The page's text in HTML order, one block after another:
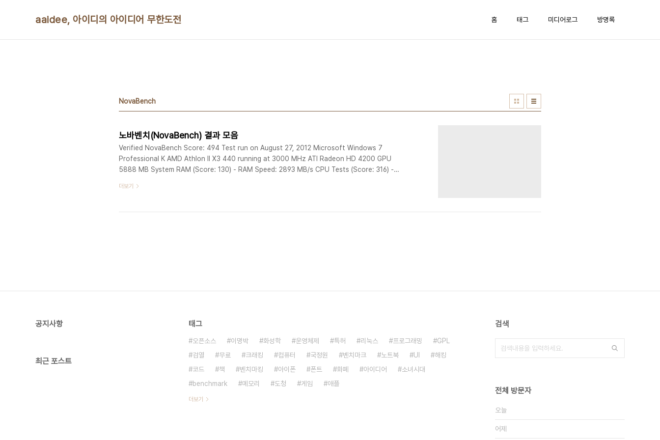
aaidee, 아이디의 아이디어 무한도전 홈 태그 미디어로그 방명록
NovaBench
노바벤치(NovaBench) 결과 모음
Verified NovaBench Score: 494 Test run on August 27, 2012 Microsoft Windows 7
Professional K AMD Athlon II X3 440 running at 3000 MHz ATI Radeon HD 4200 GPU
5888 MB System RAM (Score: 130) - RAM Speed: 2893 MB/s CPU Tests (Score: 316) -
247815687 - MD5 Hashes Generated/Second: 797446 Graphics Tests (Score: 23) - 3D
더보기
공지사항
최근 포스트
태그
오픈소스 이명박 화성학 운영체제 특허 리눅스 프로그래밍
GPL
검열
무료 크래킹 컴퓨터 국정원 벤치마크 노트북 UI
해킹
코드
책 벤치마킹 아이폰 폰트 화폐 아이디어
소녀시대
benchmark
메모리 도청 게임 애플
더보기
검색
전체 방문자
오늘
어제